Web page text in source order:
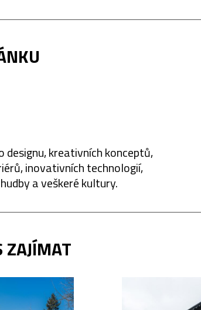
kreativních konceptů,
inovativních technologií,
a veškeré kultury.
ZAJÍMAT